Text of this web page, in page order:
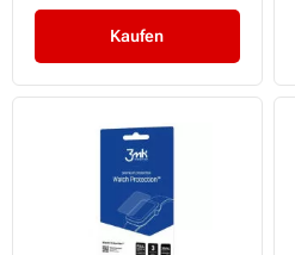
Kaufen